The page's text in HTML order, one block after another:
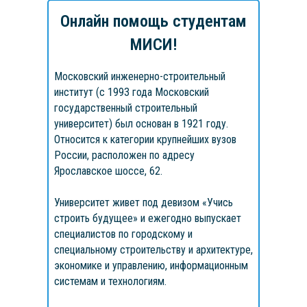
от1 дня
от500
₽
от550 ₽
от5 дней
от
₽
от2 дня
от500 ₽
от200 ₽
Московский инженерно-строительный
институт (с 1993 года Московский
государственный строительный
университет) был основан в 1921 году.
Относится к категории крупнейших вузов
России, расположен по адресу
Ярославское шоссе, 62.
Университет живет под девизом «Учись
строить будущее» и ежегодно выпускает
специалистов по городскому и
специальному строительству и архитектуре,
экономике и управлению, информационным
системам и технологиям.
Онлайн помощь студентам
МИСИ!